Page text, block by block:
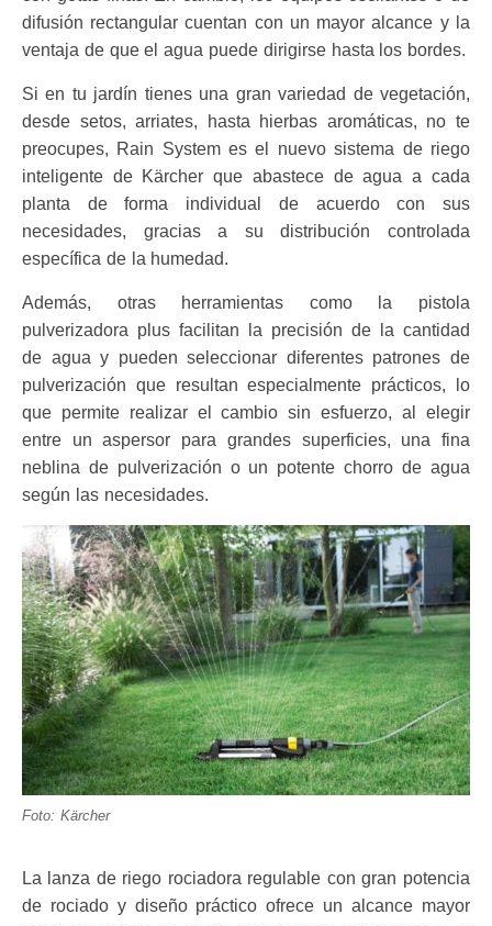
difusión rectangular cuentan con un mayor alcance y la
ventaja de que el agua puede dirigirse hasta los bordes.
Si en tu jardín tienes una gran variedad de vegetación,
desde setos, arriates, hasta hierbas aromáticas, no te
preocupes, Rain System es el nuevo sistema de riego
inteligente de Kärcher que abastece de agua a cada
planta de forma individual de acuerdo con sus
necesidades, gracias a su distribución controlada
específica de la humedad.
Además, otras herramientas como la pistola
pulverizadora plus facilitan la precisión de la cantidad
de agua y pueden seleccionar diferentes patrones de
pulverización que resultan especialmente prácticos, lo
que permite realizar el cambio sin esfuerzo, al elegir
entre un aspersor para grandes superficies, una fina
neblina de pulverización o un potente chorro de agua
según las necesidades.
Foto: Kärcher
La lanza de riego rociadora regulable con gran potencia
de rociado y diseño práctico ofrece un alcance mayor